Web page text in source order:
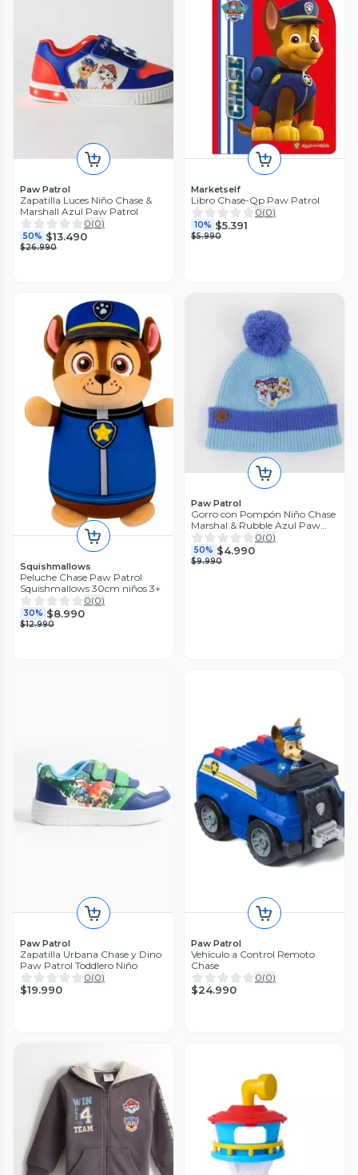
Paw Patrol
Zapatilla Luces Niño Chase &
Marshall Azul Paw Patrol
0(0)
50% $13.490
$26.990
Marketself
Libro Chase-Qp Paw Patrol
0(0)
10% $5.391
$5.990
Squishmallows
Peluche Chase Paw Patrol
Squishmallows 30cm niños 3+
0(0)
30% $8.990
$12.990
Paw Patrol
Gorro con Pompón Niño Chase
Marshal & Rubble Azul Paw
Patrol
0(0)
50% $4.990
$9.990
Paw Patrol
Zapatilla Urbana Chase y Dino
Paw Patrol Toddlero Niño
0(0)
$19.990
Paw Patrol
Vehículo a Control Remoto
Chase
0(0)
$24.990